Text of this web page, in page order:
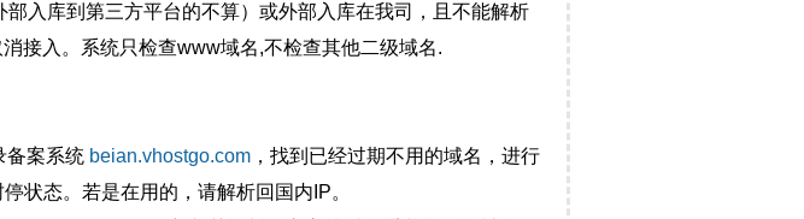
入库到第三方平台的不算）或外部入库在我司，且不能解析
接入。系统只检查www域名,不检查其他二级域名.
备案系统 beian.vhostgo.com ，找到已经过期不用的域名，进行
状态。若是在用的，请解析回国内IP。